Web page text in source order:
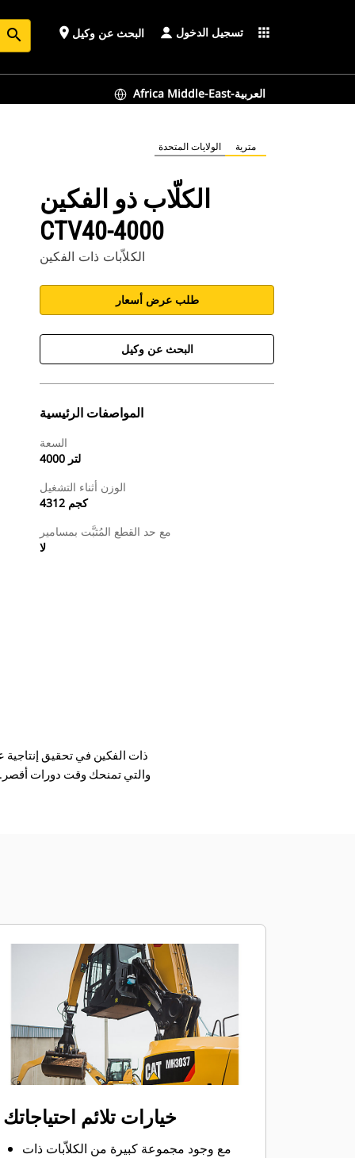
search place البحث عن وكيل تسجيل الدخول apps
Africa Middle-East-العربية
الولايات المتحدة مترية
الكلّاب ذو الفكين
CTV40-4000
الكلاّبات ذات الفكين
طلب عرض أسعار
البحث عن وكيل
المواصفات الرئيسية
السعة
4000 لتر
الوزن أثناء التشغيل
4312 كجم
مع حد القطع المُثبَّت بمسامير
لا
والتي تمنحك وقت دورات أقصر.
خيارات تلائم احتياجاتك
مع وجود مجموعة كبيرة من الكلاّبات ذات